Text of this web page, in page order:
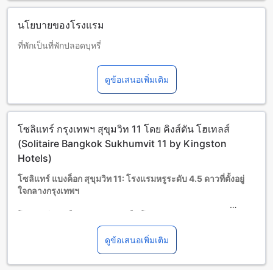
นโยบายของโรงแรม
ที่พักเป็นที่พักปลอดบุหรี่
ระหว่างเช็คอิน จำนวน 1,000 บาทต่อห้องต่อคืน
ผู้เข้าพักต้องแสดงบัตรประจำตัวที่มีรูปถ่ายเมื่อเช็คอิน
เด็กทารกอายุ 0-2 ปี (รวมอายุ 2 ปี)
มีค่าใช้จ่ายเพิ่มเติม โดยบริการจะขึ้นอยู่กับความพร้อมของที่พัก
เด็กอายุ 3-12 ปี (รวมอายุ 12 ปี)
พักฟรีหากใช้เตียงที่มีอยู่แล้ว
ผู้เข้าพักอายุ 13 ปีขึ้นไปถือเป็นผู้ใหญ่
บริการเตียงเสริมขึ้นอยู่กับประเภทห้องที่เลือก กรุณาตรวจสอบ
จำนวนผู้เข้าพักที่กำหนดในแต่ละห้องสำหรับข้อมูลเพิ่มเติม
ดูข้อเสนอเพิ่มเติม
โซลิแทร์ กรุงเทพฯ สุขุมวิท 11 โดย คิงส์ตัน โฮเทลส์
(Solitaire Bangkok Sukhumvit 11 by Kingston
Hotels)
โซลิแทร์ แบงค็อก สุขุมวิท 11: โรงแรมหรูระดับ 4.5 ดาวที่ตั้งอยู่
ใจกลางกรุงเทพฯ
อยู่ใจกลางกรุงเทพฯ โรงแรมมีจำนวนห้องพักทั้งหมด 319 ห้อง ซึ่ง
สามารถพักผ่อนและสนุกได้อย่างสบายใจ โรงแรมมีบริการเช็คเอา
ท์จนถึงเวลา 12:00 นาฬิกา และเวลาเช็คอินเริ่มต้นเวลา 03:00
นาฬิกา นอกจากนี้ โรงแรมยังมีสิ่งอำนวยความสะดวกในการเดิน
ดูข้อเสนอเพิ่มเติม